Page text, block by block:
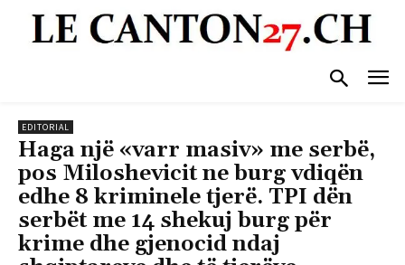
EDITORIAL
Haga një «varr masiv» me serbë,
pos Miloshevicit ne burg vdiqën
edhe 8 kriminele tjerë. TPI dën
serbët me 14 shekuj burg për
krime dhe gjenocid ndaj